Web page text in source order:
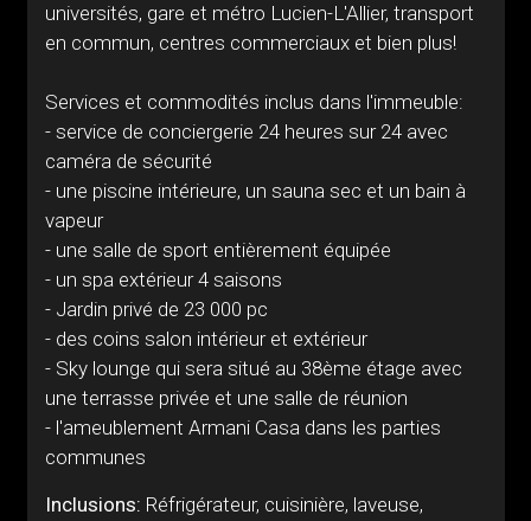
universités, gare et métro Lucien-L'Allier, transport
en commun, centres commerciaux et bien plus!
Services et commodités inclus dans l'immeuble:
- service de conciergerie 24 heures sur 24 avec
caméra de sécurité
- une piscine intérieure, un sauna sec et un bain à
vapeur
- une salle de sport entièrement équipée
- un spa extérieur 4 saisons
- Jardin privé de 23 000 pc
- des coins salon intérieur et extérieur
- Sky lounge qui sera situé au 38ème étage avec
une terrasse privée et une salle de réunion
- l'ameublement Armani Casa dans les parties
communes
Inclusions: Réfrigérateur, cuisinière, laveuse,